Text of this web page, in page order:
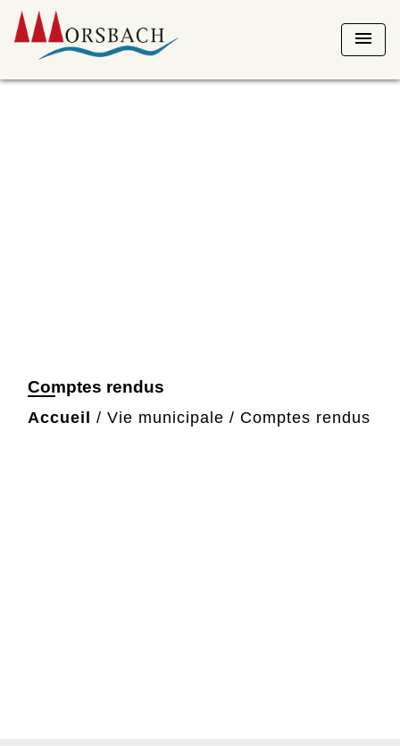
menu
Comptes rendus
Accueil / Vie municipale / Comptes rendus